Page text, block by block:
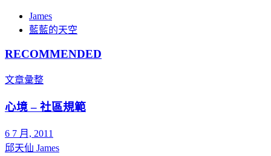
James
藍藍的天空
RECOMMENDED
文章彙整
心境 – 社區規範
6 7 月, 2011
邱天仙 James